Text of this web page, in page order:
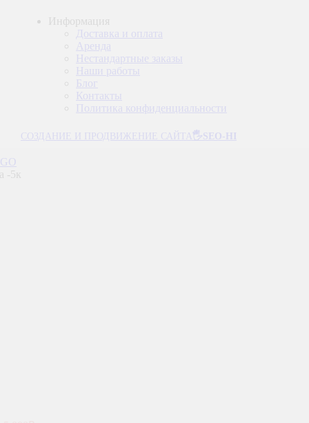
Информация
Доставка и оплата
Аренда
Нестандартные заказы
Наши работы
Блог
Контакты
Политика конфиденциальности
СОЗДАНИЕ И ПРОДВИЖЕНИЕ САЙТА 🖐SEO-HI
GO